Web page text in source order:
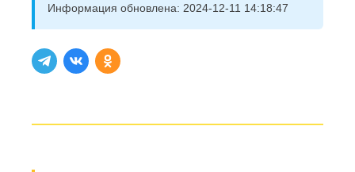
Информация обновлена: 2024-12-11 14:18:47